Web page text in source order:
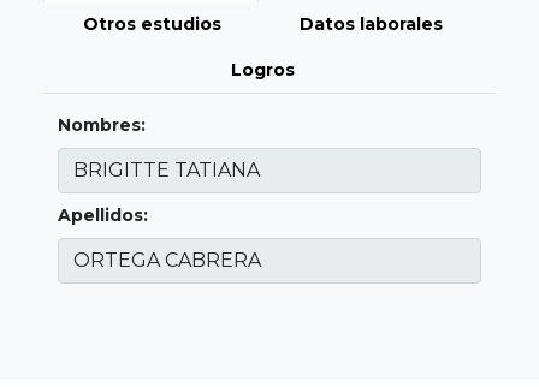
Otros estudios Datos laborales
Logros
Nombres:
Apellidos: